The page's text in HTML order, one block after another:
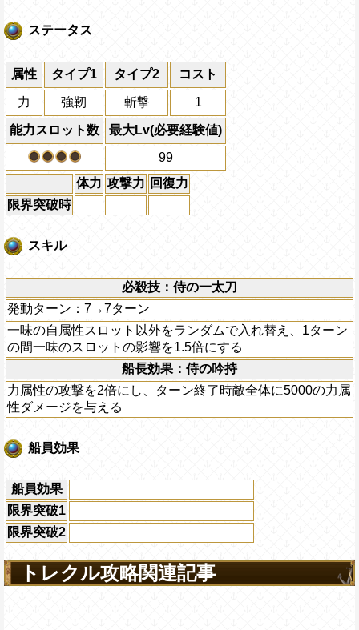
ステータス
属性 タイプ1 タイプ2 コスト
力 強靭 斬撃 1
能力スロット数
最大Lv(必要経験値)
99
体力 攻撃力 回復力
限界突破時
スキル
必殺技：侍の一太刀
発動ターン：7→7ターン
一味の自属性スロット以外をランダムで入れ替え、1ターン
の間一味のスロットの影響を1.5倍にする
船長効果：侍の吟持
力属性の攻撃を2倍にし、ターン終了時敵全体に5000の力属
性ダメージを与える
船員効果
船員効果
限界突破1
限界突破2
トレクル攻略関連記事